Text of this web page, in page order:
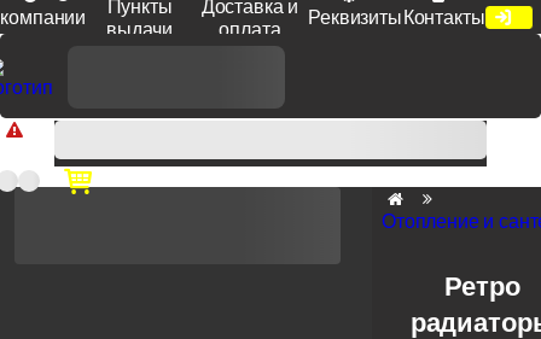
компании
Пункты
выдачи
Доставка и
оплата
Реквизиты Контакты
Доп. скидка от цен на сайте 7% при заказе от 50 тыс. руб
продукции Venezia, Fratelli, Tupai, Extreza, Melodia, Forme при
оплате по счету.
Отопление и
Ретро